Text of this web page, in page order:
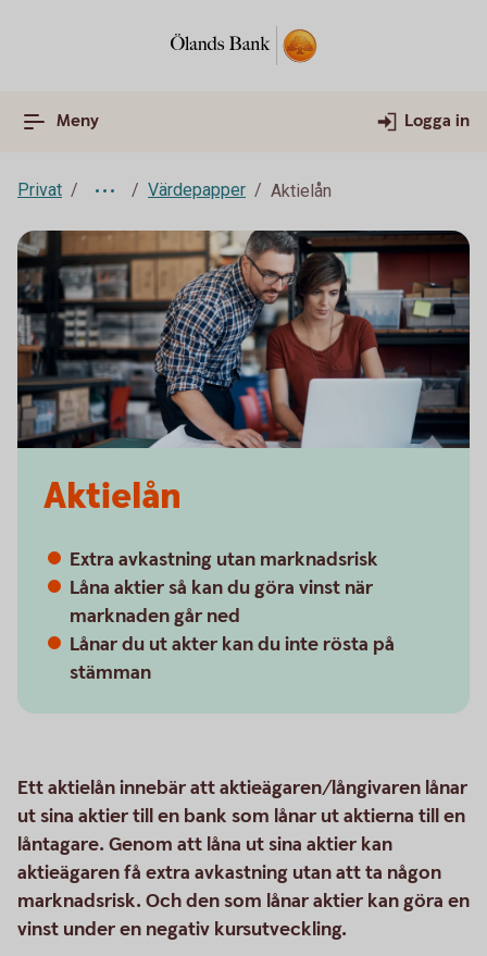
Meny Logga in
Privat Värdepapper Aktielån
Aktielån
Extra avkastning utan marknadsrisk
Låna aktier så kan du göra vinst när
marknaden går ned
Lånar du ut akter kan du inte rösta på
stämman
Ett aktielån innebär att aktieägaren/långivaren lånar
ut sina aktier till en bank som lånar ut aktierna till en
låntagare. Genom att låna ut sina aktier kan
aktieägaren få extra avkastning utan att ta någon
marknadsrisk. Och den som lånar aktier kan göra en
vinst under en negativ kursutveckling.